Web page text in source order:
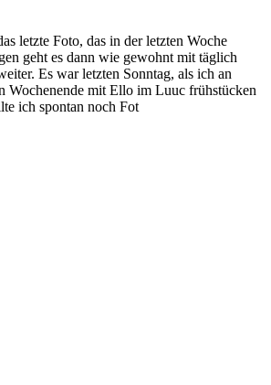
letzte Foto, das in der letzten Woche
geht es dann wie gewohnt mit täglich
Es war letzten Sonntag, als ich an
Wochenende mit Ello im Luuc frühstücken
ich spontan noch Fot